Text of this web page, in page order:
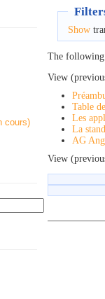
Show
The
View
Table
Les
La
AG
View
cours)